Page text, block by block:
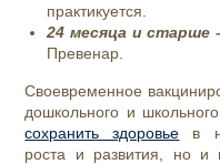
практикуется.
24 месяца и старше
Превенар.
Своевременное
дошкольного и
сохранить здоровье в
роста и развития, но и